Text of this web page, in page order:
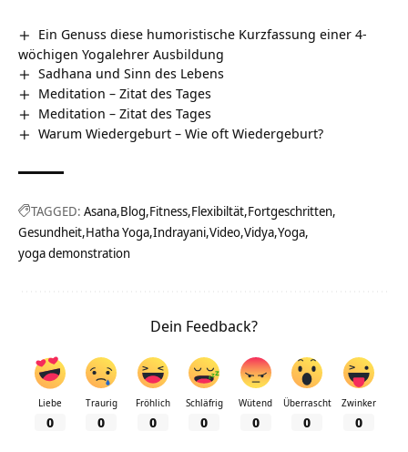
Ein Genuss diese humoristische Kurzfassung einer 4-
wöchigen Yogalehrer Ausbildung
Sadhana und Sinn des Lebens
Meditation – Zitat des Tages
Meditation – Zitat des Tages
Warum Wiedergeburt – Wie oft Wiedergeburt?
TAGGED: Asana Blog Fitness Flexibiltät Fortgeschritten
Gesundheit Hatha Yoga Indrayani Video Vidya Yoga
yoga demonstration
Dein Feedback?
Liebe
0
Traurig
0
Fröhlich
0
Schläfrig
0
Wütend
0
Überrascht
0
Zwinker
0